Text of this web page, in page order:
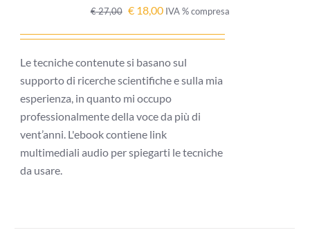
€27,00 €18,00 IVA % compresa
Le tecniche contenute si basano sul
supporto di ricerche scientifiche e sulla mia
esperienza, in quanto mi occupo
professionalmente della voce da più di
vent’anni. L'ebook contiene link
multimediali audio per spiegarti le tecniche
da usare.